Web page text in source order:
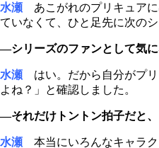
水瀬 あこがれのプリキュアに
ていなくて、ひと足先に次の
―シリーズのファンとして気に
水瀬 はい。だから自分がプリ
よね？」と確認しました。
―それだけトントン拍子だと
水瀬 本当にいろんなキャラ